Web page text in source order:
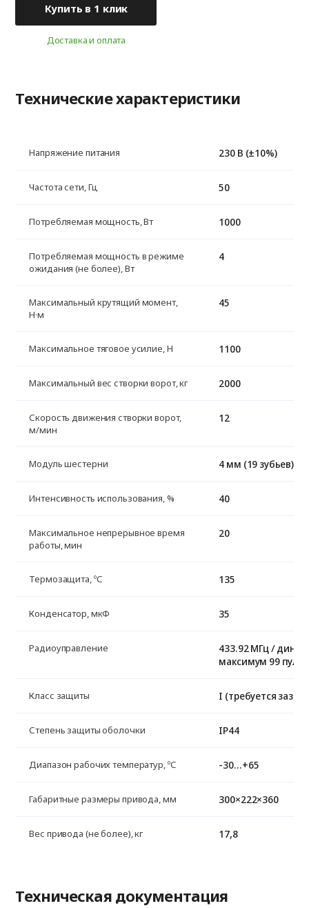
Купить в 1 клик
Доставка и оплата
Технические характеристики
Напряжение питания 230 В (±10%)
Частота сети, Гц 50
Потребляемая мощность, Вт 1000
Потребляемая мощность в режиме
ожидания (не более), Вт
4
Максимальный крутящий момент,
Н·м
45
Максимальное тяговое усилие, H 1100
Максимальный вес створки ворот, кг 2000
Скорость движения створки ворот,
м/мин
12
Модуль шестерни 4 мм (19 зубьев)
Интенсивность использования, % 40
Максимальное непрерывное время
работы, мин
20
Термозащита, ºС 135
Конденсатор, мкФ 35
Радиоуправление
433.92 МГц /
максимум 99
Класс защиты I (требуется
Степень защиты оболочки IP44
Диапазон рабочих температур, ºС -30…+65
Габаритные размеры привода, мм 300×222×360
Вес привода (не более), кг 17,8
Техническая документация